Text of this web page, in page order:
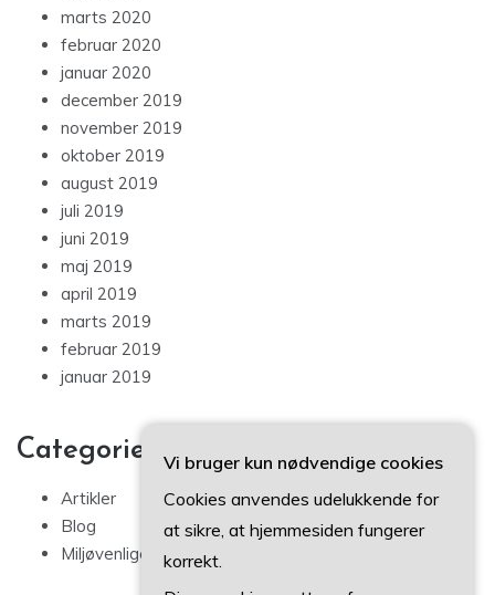
marts 2020
februar 2020
januar 2020
december 2019
november 2019
oktober 2019
august 2019
juli 2019
juni 2019
maj 2019
april 2019
marts 2019
februar 2019
januar 2019
Categories
Artikler
Blog
Miljøvenlige tips
Vi bruger kun nødvendige cookies
Cookies anvendes udelukkende for
at sikre, at hjemmesiden fungerer
korrekt.